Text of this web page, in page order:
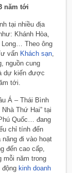
năm tới
tại nhiều địa
Khánh Hòa,
Long… Theo ông
vấn Khách sạn
nguồn cung
dự kiến được
tới.
Á – Thái Bình
Thứ Hai” tại
Quốc… đang
chỉ tính đến
đi vào hoạt
đến cao cấp,
mỗi năm trong
kinh doanh